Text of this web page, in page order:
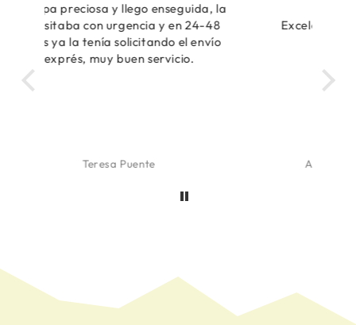
Impecable
Excelente la calidad del producto y el
proceso de compra online
Agueda Fernandez de Aranguiz